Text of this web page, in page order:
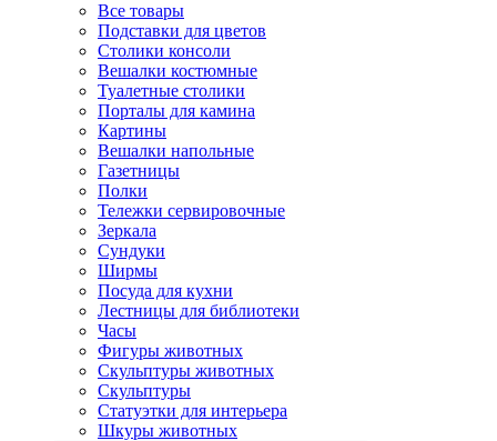
Все товары
Подставки для цветов
Столики консоли
Вешалки костюмные
Туалетные столики
Порталы для камина
Картины
Вешалки напольные
Газетницы
Полки
Тележки сервировочные
Зеркала
Сундуки
Ширмы
Посуда для кухни
Лестницы для библиотеки
Часы
Фигуры животных
Скульптуры животных
Скульптуры
Статуэтки для интерьера
Шкуры животных